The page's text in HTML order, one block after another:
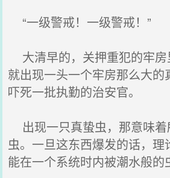
“一级警戒！一级警戒！”
大清早的，关押重犯的牢房
就出现一头一个牢房那么大
吓死一批执勤的治安官。
出现一只真蛰虫，那意味着
虫。一旦这东西爆发的话，理
能在一个系统时内被潮水般的